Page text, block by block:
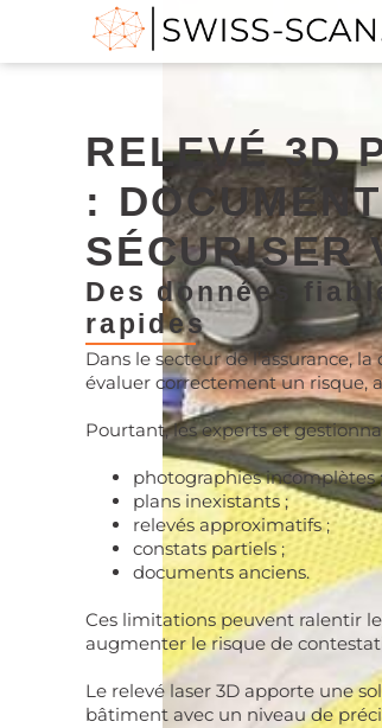
RELEVÉ 3D
:
SÉCURISER
Des données
rapides
Dans le secteur de l’assurance,
évaluer correctement un risque,
Pourtant, les experts et
photographies incomplètes ;
plans inexistants ;
relevés approximatifs ;
constats partiels ;
documents anciens.
Ces limitations peuvent ralentir
augmenter le risque de
Le relevé laser 3D apporte une
bâtiment avec un niveau de